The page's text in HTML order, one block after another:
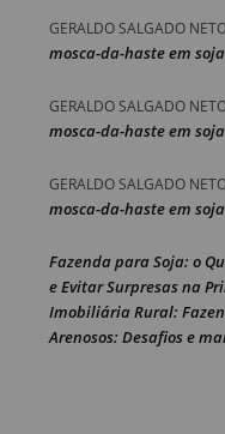
GERALDO SALGADO
mosca-da-haste em soja
GERALDO SALGADO
mosca-da-haste em soja
GERALDO SALGADO
mosca-da-haste em soja
Fazenda para Soja: o
e Evitar Surpresas na
Imobiliária Rural:
Arenosos: Desafios e